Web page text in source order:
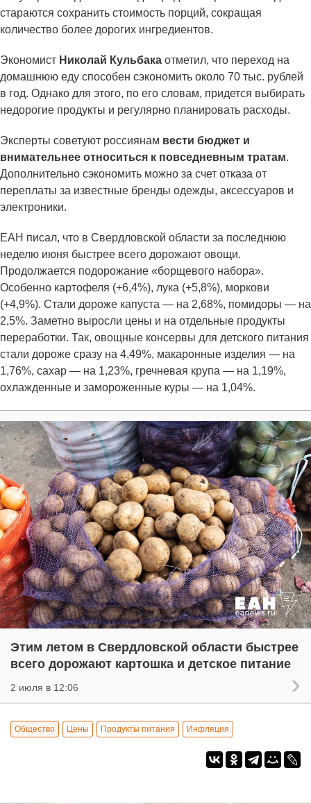
стараются сохранить стоимость порций, сокращая
количество более дорогих ингредиентов.
Экономист Николай Кульбака отметил, что переход на
домашнюю еду способен сэкономить около 70 тыс. рублей
в год. Однако для этого, по его словам, придется выбирать
недорогие продукты и регулярно планировать расходы.
Эксперты советуют россиянам вести бюджет и
внимательнее относиться к повседневным тратам.
Дополнительно сэкономить можно за счет отказа от
переплаты за известные бренды одежды, аксессуаров и
электроники.
ЕАН писал, что в Свердловской области за последнюю
неделю июня быстрее всего дорожают овощи.
Продолжается подорожание «борщевого набора».
Особенно картофеля (+6,4%), лука (+5,8%), моркови
(+4,9%). Стали дороже капуста — на 2,68%, помидоры — на
2,5%. Заметно выросли цены и на отдельные продукты
переработки. Так, овощные консервы для детского питания
стали дороже сразу на 4,49%, макаронные изделия — на
1,76%, сахар — на 1,23%, гречневая крупа — на 1,19%,
охлажденные и замороженные куры — на 1,04%.
Этим летом в Свердловской области быстрее
всего дорожают картошка и детское питание
2 июля в 12:06
Общество Цены Продукты питания Инфляция